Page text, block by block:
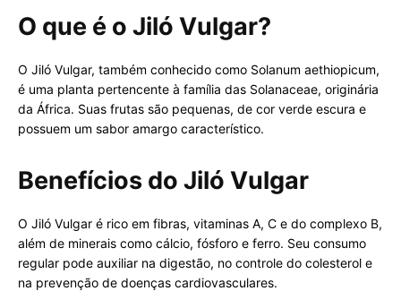
O que é o Jiló Vulgar?
O Jiló Vulgar, também conhecido como Solanum aethiopicum,
é uma planta pertencente à família das Solanaceae, originária
da África. Suas frutas são pequenas, de cor verde escura e
possuem um sabor amargo característico.
Benefícios do Jiló Vulgar
O Jiló Vulgar é rico em fibras, vitaminas A, C e do complexo B,
além de minerais como cálcio, fósforo e ferro. Seu consumo
regular pode auxiliar na digestão, no controle do colesterol e
na prevenção de doenças cardiovasculares.